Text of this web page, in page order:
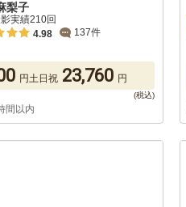
梨子
実績210回
4.98
137件
円土日祝 23,760 円
間以内